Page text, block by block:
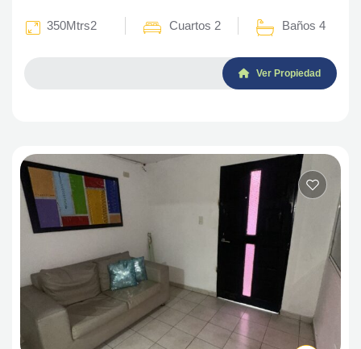
350Mtrs2 Cuartos 2 Baños 4
Ver Propiedad